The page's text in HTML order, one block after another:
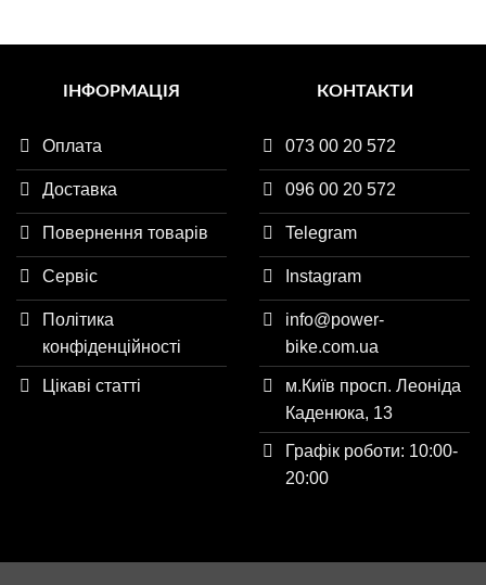
ІНФОРМАЦІЯ
Оплата
Доставка
Повернення товарів
Сервіс
Політика
конфіденційності
Цікаві статті
КОНТАКТИ
073 00 20 572
096 00 20 572
Telegram
Instagram
info@power-
bike.com.ua
м.Київ просп. Леоніда
Каденюка, 13
Графік роботи: 10:00-
20:00